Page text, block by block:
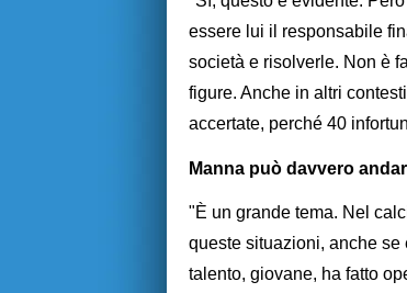
essere lui il responsabile
società e risolverle. Non è
figure. Anche in altri
accertate, perché 40
Manna può davvero
"È un grande tema. Nel
queste situazioni, anche
talento, giovane, ha fatto